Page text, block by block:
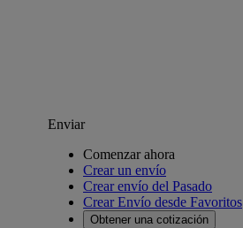
Enviar
Comenzar ahora
Crear un envío
Crear envío del Pasado
Crear Envío desde Favoritos
Obtener una cotización